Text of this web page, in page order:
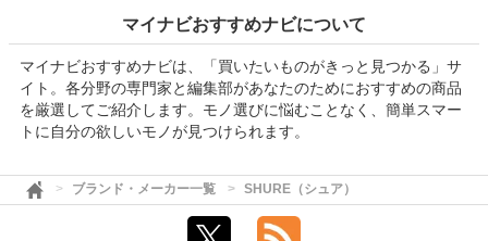
マイナビおすすめナビについて
マイナビおすすめナビは、「買いたいものがきっと見つかる」サ
イト。各分野の専門家と編集部があなたのためにおすすめの商品
を厳選してご紹介します。モノ選びに悩むことなく、簡単スマー
トに自分の欲しいモノが見つけられます。
ブランド・メーカー一覧 SHURE（シュア）